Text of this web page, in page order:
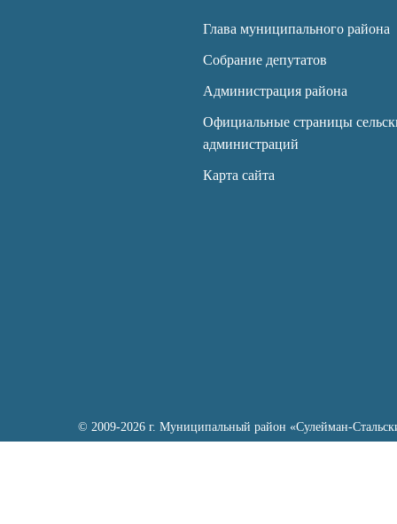
Глава муниципального района
Собрание депутатов
Администрация района
Официальные страницы
администраций
Карта сайта
© 2009-2026 г. Муниципальный район «Сулейман-